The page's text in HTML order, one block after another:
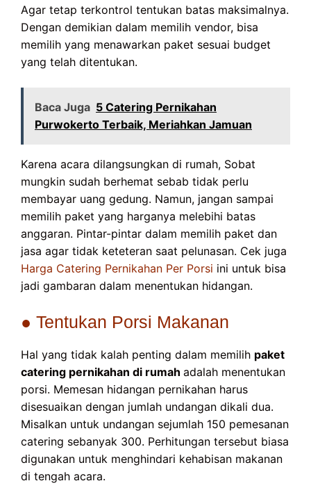
Agar tetap terkontrol tentukan batas maksimalnya.
Dengan demikian dalam memilih vendor, bisa
memilih yang menawarkan paket sesuai budget
yang telah ditentukan.
Baca Juga 5 Catering Pernikahan
Purwokerto Terbaik, Meriahkan Jamuan
Karena acara dilangsungkan di rumah, Sobat
mungkin sudah berhemat sebab tidak perlu
membayar uang gedung. Namun, jangan sampai
memilih paket yang harganya melebihi batas
anggaran. Pintar-pintar dalam memilih paket dan
jasa agar tidak keteteran saat pelunasan. Cek juga
Harga Catering Pernikahan Per Porsi ini untuk bisa
jadi gambaran dalam menentukan hidangan.
● Tentukan Porsi Makanan
Hal yang tidak kalah penting dalam memilih paket
catering pernikahan di rumah adalah menentukan
porsi. Memesan hidangan pernikahan harus
disesuaikan dengan jumlah undangan dikali dua.
Misalkan untuk undangan sejumlah 150 pemesanan
catering sebanyak 300. Perhitungan tersebut biasa
digunakan untuk menghindari kehabisan makanan
di tengah acara.